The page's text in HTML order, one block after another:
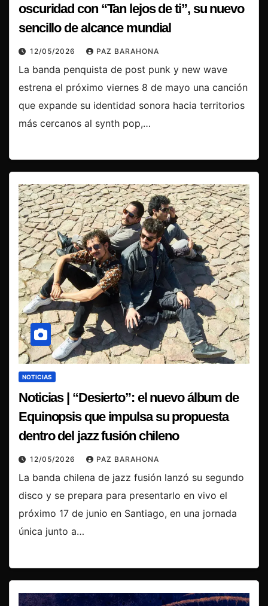
oscuridad con “Tan lejos de ti”, su nuevo
sencillo de alcance mundial
12/05/2026 PAZ BARAHONA
La banda penquista de post punk y new wave
estrena el próximo viernes 8 de mayo una canción
que expande su identidad sonora hacia territorios
más cercanos al synth pop,…
NOTICIAS
Noticias | “Desierto”: el nuevo álbum de
Equinopsis que impulsa su propuesta
dentro del jazz fusión chileno
12/05/2026 PAZ BARAHONA
La banda chilena de jazz fusión lanzó su segundo
disco y se prepara para presentarlo en vivo el
próximo 17 de junio en Santiago, en una jornada
única junto a…